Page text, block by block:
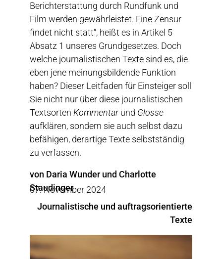
Berichterstattung durch Rundfunk und
Film werden gewährleistet. Eine Zensur
findet nicht statt“, heißt es in Artikel 5
Absatz 1 unseres Grundgesetzes. Doch
welche journalistischen Texte sind es, die
eben jene meinungsbildende Funktion
haben? Dieser Leitfaden für Einsteiger soll
Sie nicht nur über diese journalistischen
Textsorten Kommentarund Glosse
aufklären, sondern sie auch selbst dazu
befähigen, derartige Texte selbstständig
zu verfassen.
von Daria Wunder und Charlotte
Staudinger
07. November 2024
Journalistische und auftragsorientierte
Texte